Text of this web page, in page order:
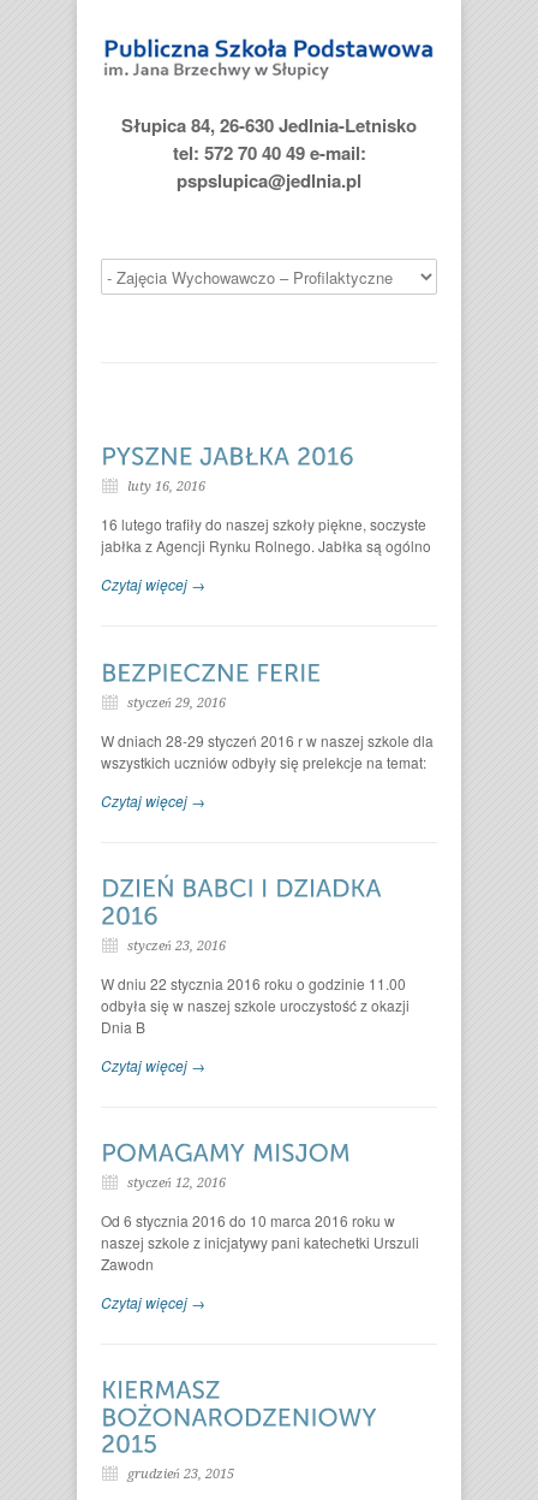
Słupica 84, 26-630 Jedlnia-Letnisko
tel: 572 70 40 49 e-mail:
pspslupica@jedlnia.pl
luty 16, 2016
16 lutego trafiły do naszej szkoły piękne, soczyste
jabłka z Agencji Rynku Rolnego. Jabłka są ogólno
Czytaj więcej →
styczeń 29, 2016
W dniach 28-29 styczeń 2016 r w naszej szkole dla
wszystkich uczniów odbyły się prelekcje na temat:
Czytaj więcej →
styczeń 23, 2016
W dniu 22 stycznia 2016 roku o godzinie 11.00
odbyła się w naszej szkole uroczystość z okazji
Dnia B
Czytaj więcej →
styczeń 12, 2016
Od 6 stycznia 2016 do 10 marca 2016 roku w
naszej szkole z inicjatywy pani katechetki Urszuli
Zawodn
Czytaj więcej →
grudzień 23, 2015